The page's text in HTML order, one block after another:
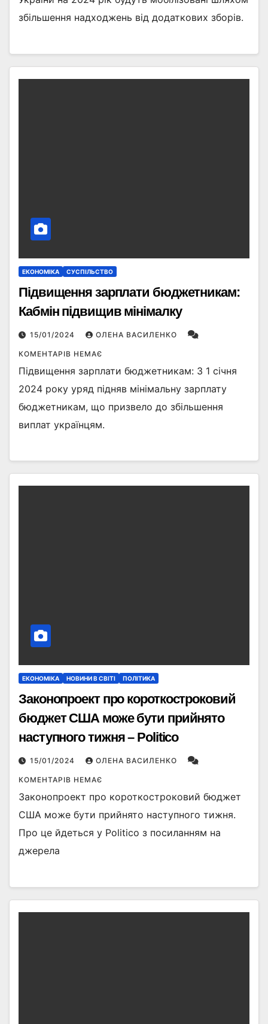
збільшення надходжень від додаткових зборів.
ЕКОНОМІКА СУСПІЛЬСТВО
Підвищення зарплати бюджетникам:
Кабмін підвищив мінімалку
15/01/2024 ОЛЕНА ВАСИЛЕНКО
КОМЕНТАРІВ НЕМАЄ
Підвищення зарплати бюджетникам: З 1 січня
2024 року уряд підняв мінімальну зарплату
бюджетникам, що призвело до збільшення
виплат українцям.
ЕКОНОМІКА НОВИНИ В СВІТІ ПОЛІТИКА
Законопроект про короткостроковий
бюджет США може бути прийнято
наступного тижня – Politico
15/01/2024 ОЛЕНА ВАСИЛЕНКО
КОМЕНТАРІВ НЕМАЄ
Законопроект про короткостроковий бюджет
США може бути прийнято наступного тижня.
Про це йдеться у Politico з посиланням на
джерела